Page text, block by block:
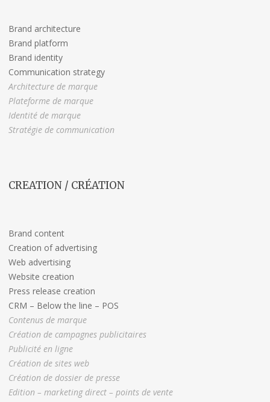
Brand architecture
Brand platform
Brand identity
Communication strategy
Architecture de marque
Plateforme de marque
Identité de marque
Stratégie de communication
CREATION / CRÉATION
Brand content
Creation of advertising
Web advertising
Website creation
Press release creation
CRM – Below the line – POS
Contenus de marque
Création de campagnes publicitaires
Publicité en ligne
Création de sites web
Création de dossier de presse
Edition – marketing direct – points de vente